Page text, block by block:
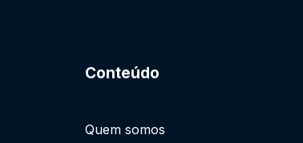
Conteúdo
Quem somos